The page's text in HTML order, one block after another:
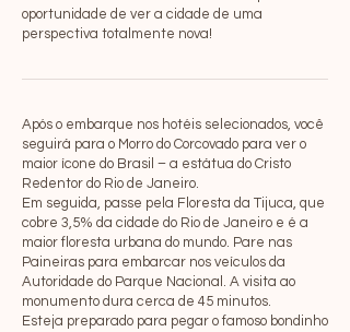
oportunidade de ver a cidade de uma
perspectiva totalmente nova!
Após o embarque nos hotéis selecionados, você
seguirá para o Morro do Corcovado para ver o
maior ícone do Brasil – a estátua do Cristo
Redentor do Rio de Janeiro.
Em seguida, passe pela Floresta da Tijuca, que
cobre 3,5% da cidade do Rio de Janeiro e é a
maior floresta urbana do mundo. Pare nas
Paineiras para embarcar nos veículos da
Autoridade do Parque Nacional. A visita ao
monumento dura cerca de 45 minutos.
Esteja preparado para pegar o famoso bondinho